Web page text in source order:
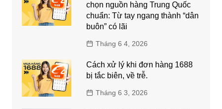
chọn nguồn hàng Trung Quốc
chuẩn: Từ tay ngang thành “dân
buôn” có lãi
Tháng 6 4, 2026
Cách xử lý khi đơn hàng 1688
bị tắc biên, về trễ.
Tháng 6 3, 2026